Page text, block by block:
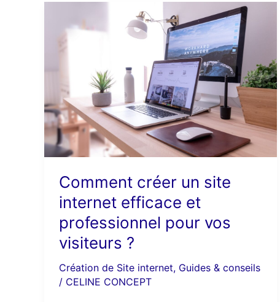
Comment créer un site
internet efficace et
professionnel pour vos
visiteurs ?
Création de Site internet, Guides & conseils
/ CELINE CONCEPT
créer
internet
efficace
et
professionnel
pour
vos
?